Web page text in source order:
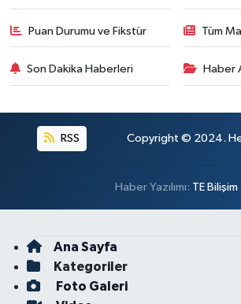
Puan Durumu ve Fikstür Tüm
Son Dakika Haberleri Haber
RSS Copyright © 2024. Her
Haber Yazılımı: TE Bilişim
Ana Sayfa
Kategoriler
Foto Galeri